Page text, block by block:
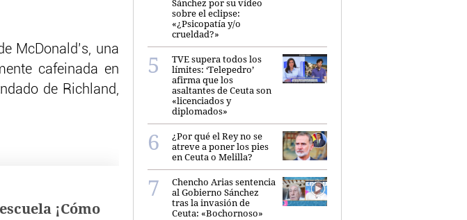
McDonald’s, una
cafeinada en
de Richland,
¡Cómo
sobre el eclipse:
«¿Psicopatía y/o
crueldad?»
TVE supera todos los
límites: ‘Telepedro’
afirma que los
asaltantes de Ceuta son
«licenciados y
diplomados»
¿Por qué el Rey no se
atreve a poner los pies
en Ceuta o Melilla?
Chencho Arias sentencia
al Gobierno Sánchez
tras la invasión de
Ceuta: «Bochornoso»